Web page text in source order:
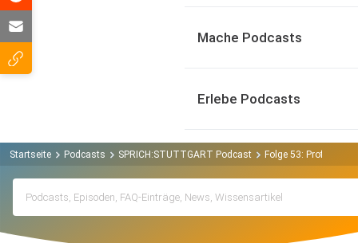
Mache Podcasts
Erlebe Podcasts
Startseite Podcasts SPRICH:STUTTGART Podcast Folge 53: Prof. Dr.